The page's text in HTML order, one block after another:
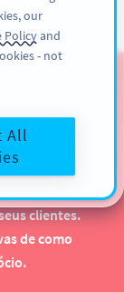
SE
studio de
clientes.
de como
our
Policyand
- not
All